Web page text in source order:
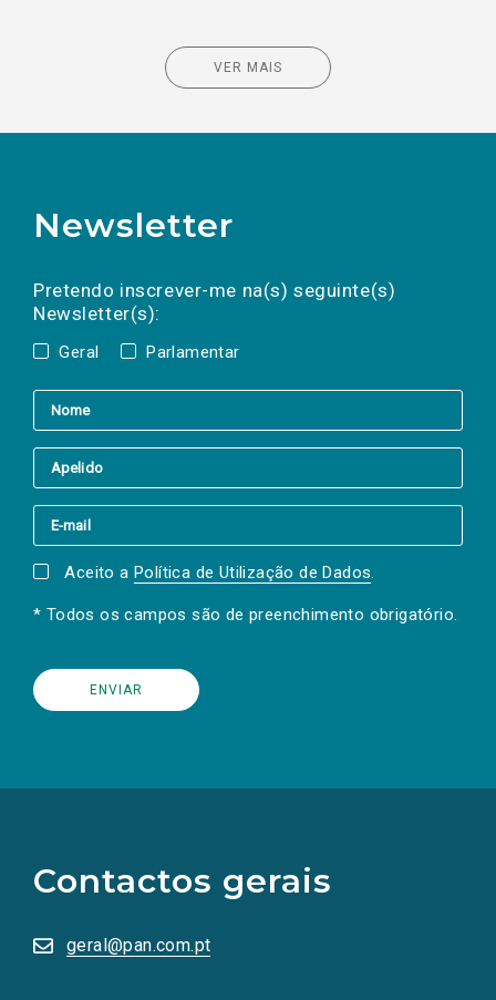
VER MAIS
Newsletter
Pretendo inscrever-me na(s) seguinte(s)
Newsletter(s):
Geral Parlamentar
a(s) newsletter(s).
mail
Aceito a Política de Utilização de Dados.
* Todos os campos são de preenchimento obrigatório.
Contactos gerais
geral@pan.com.pt
redes
sociais
numa
nova